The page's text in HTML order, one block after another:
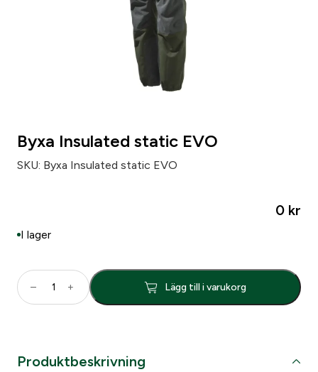
Byxa Insulated static EVO
SKU: Byxa Insulated static EVO
0 kr
I lager
B
y
n
– + Lägg till i varukorg
Produktbeskrivning